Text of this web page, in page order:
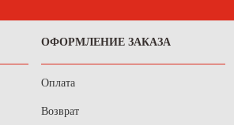
ОФОРМЛЕНИЕ ЗАКАЗА
Оплата
Возврат